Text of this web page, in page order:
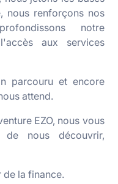
nous renforçons nos
notre
aux services
parcouru et encore
attend.
EZO, nous vous
nous découvrir,
la finance.